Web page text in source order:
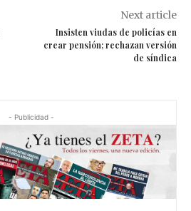
Next article
Insisten viudas de policías en
crear pensión; rechazan versión
de síndica
- Publicidad -